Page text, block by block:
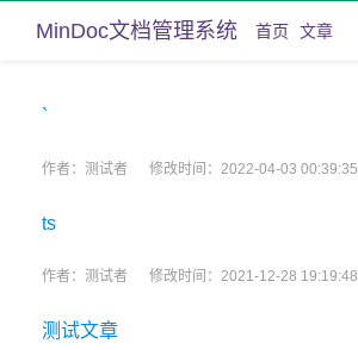
MinDoc文档管理系统 首页 文章
`
作者：测试者 修改时间：2022-04-03 00:39:35
ts
作者：测试者 修改时间：2021-12-28 19:19:48
测试文章